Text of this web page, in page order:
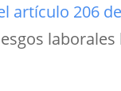
artículo 206
laborales